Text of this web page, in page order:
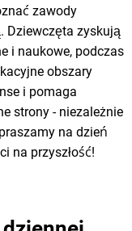
zawody
Dziewczęta zyskują
i naukowe, podczas
obszary
i pomaga
strony - niezależnie
na dzień
na przyszłość!